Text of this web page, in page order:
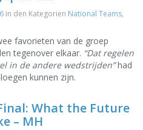
in den Kategorien National Teams,
favorieten van de groep
tegenover elkaar. “Dat regelen
in de andere wedstrijden”had
kunnen zijn.
What the Future
– MH